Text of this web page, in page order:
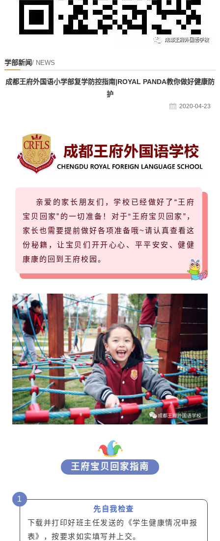
学部新闻/ NEWS
成都王府外国语小学部复学防控指南|ROYAL PANDA教你做好健康防
护
2020-04-23
亲爱的家长朋友们，学校已经做好了“王府
宝贝回家”的一切准备！对于“王府宝贝回家”，
家长也需要提前做好各项准备哦~请认真查看这
份秘籍，让宝贝们开开心心、平平安安、健健
康康的回到王府校园。
王府宝贝回家指南
1
先自我检查
下载并打印好班主任发送的《学生健康情况申报
表》，按要求如实填写并上交。